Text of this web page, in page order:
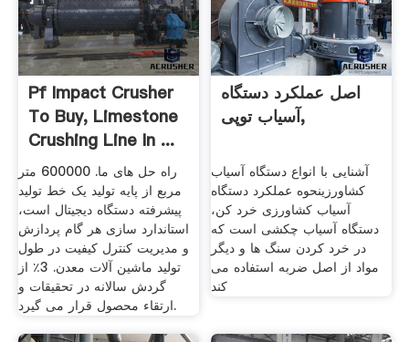
Pf Impact Crusher
To Buy, Limestone
Crushing Line In ...
راه حل های ما. 600000 متر
مربع از پایه تولید یک خط تولید
پیشرفته دستگاه دیجیتال است،
استاندارد سازی هر گام پردازش
و مدیریت کنترل کیفیت در طول
تولید ماشین آلات معدن. 3٪ از
گردش سالانه در تحقیقات و
ارتقاء محصول قرار می گیرد.
اصل عملکرد دستگاه
آسیاب توپی,
آشنایی با انواع دستگاه آسیاب
کشاورزینحوه عملکرد دستگاه
آسیاب کشاورزی خرد کن،
دستگاه آسیاب چکشی است که
در خرد کردن سنگ ها و دیگر
مواد از اصل ضربه استفاده می
کند